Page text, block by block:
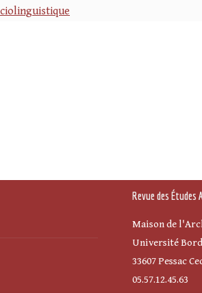
Revue des Études
Maison de
Université
33607 Pessac
05.57.12.45.63